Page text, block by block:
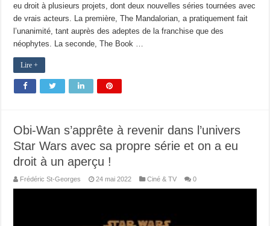
eu droit à plusieurs projets, dont deux nouvelles séries tournées avec
de vrais acteurs. La première, The Mandalorian, a pratiquement fait
l’unanimité, tant auprès des adeptes de la franchise que des
néophytes. La seconde, The Book …
Lire +
Obi-Wan s’apprête à revenir dans l’univers
Star Wars avec sa propre série et on a eu
droit à un aperçu !
Frédéric St-Georges 24 mai 2022 Ciné & TV 0